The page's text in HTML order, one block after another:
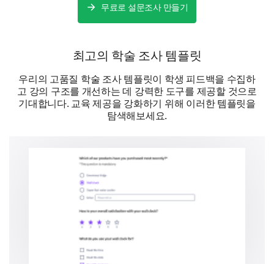
무료로 설문조사 만들기
최고의 학술 조사 템플릿
우리의 고품질 학술 조사 템플릿이 학생 피드백을 수집하
고 강의 구조를 개선하는 데 강력한 도구를 제공할 것으로
기대합니다. 교육 제공을 강화하기 위해 이러한 템플릿을
탐색해보세요.